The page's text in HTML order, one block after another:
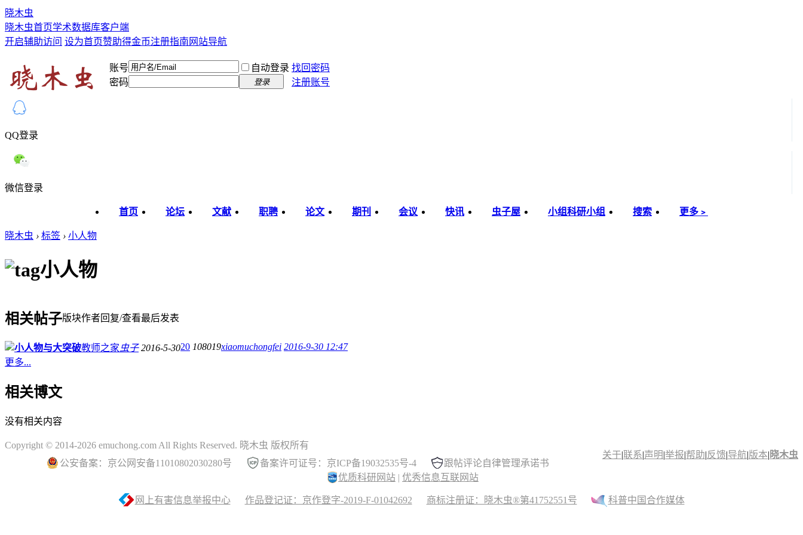
晓木虫
晓木虫首页学术数据库客户端
开启辅助访问 设为首页赞助得金币注册指南 网站导航
账号 自动登录 找回密码
密码
登录 注册账号
QQ登录
微信登录
首页 论坛 文献 职聘 论文 期刊 会议 快讯 虫子屋 小组科研小组 搜索 更多﹥
晓木虫 › 标签 › 小人物
小人物
相关帖子版块作者回复/查看最后发表
小人物与大突破教师之家 虫子 2016-5-3020 108019xiaomuchongfei 2016-9-30 12:47
更多...
相关博文
没有相关内容
关于|联系|声明|举报|帮助|反馈|导航|版本| 晓木虫
Copyright © 2014-2026 emuchong.com All Rights Reserved. 晓木虫 版权所有
公安备案：京公网安备11010802030280号
备案许可证号：京ICP备19032535号-4
跟帖评论自律管理承诺书
优质科研网站 | 优秀信息互联网站
网上有害信息举报中心 作品登记证：京作登字-2019-F-01042692 商标注册证：晓木虫®第41752551号 科普中国合作媒体